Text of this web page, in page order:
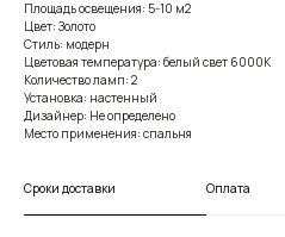
Площадь освещения: 5-10 м2
Цвет: Золото
Стиль: модерн
Цветовая температура: белый свет 6000К
Количество ламп: 2
Установка: настенный
Дизайнер: Не определено
Место применения: спальня
Сроки доставки Оплата